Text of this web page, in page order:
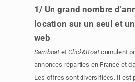
1/ Un grand nombre
location sur un seul et
web
Samboat etClick&Boat cumulent
annonces réparties en France et
Les offres sont diversifiées. Il est